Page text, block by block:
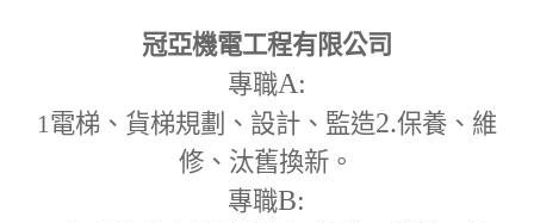
冠亞機電工程有限公司
專職A:
1電梯、貨梯規劃、設計、監造2.保養、維
修、汰舊換新。
專職B: